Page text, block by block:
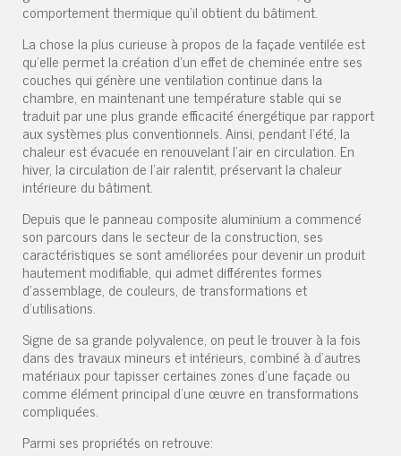
comportement thermique qu'il obtient du bâtiment.
La chose la plus curieuse à propos de la façade ventilée est
qu'elle permet la création d'un effet de cheminée entre ses
couches qui génère une ventilation continue dans la
chambre, en maintenant une température stable qui se
traduit par une plus grande efficacité énergétique par rapport
aux systèmes plus conventionnels. Ainsi, pendant l'été, la
chaleur est évacuée en renouvelant l'air en circulation. En
hiver, la circulation de l'air ralentit, préservant la chaleur
intérieure du bâtiment.
Depuis que le panneau composite aluminium a commencé
son parcours dans le secteur de la construction, ses
caractéristiques se sont améliorées pour devenir un produit
hautement modifiable, qui admet différentes formes
d'assemblage, de couleurs, de transformations et
d'utilisations.
Signe de sa grande polyvalence, on peut le trouver à la fois
dans des travaux mineurs et intérieurs, combiné à d'autres
matériaux pour tapisser certaines zones d'une façade ou
comme élément principal d'une œuvre en transformations
compliquées.
Parmi ses propriétés on retrouve: